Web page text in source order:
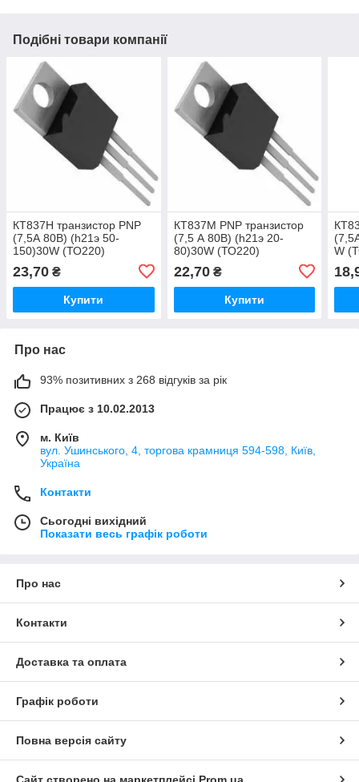
Подібні товари компанії
КТ837Н транзистор PNP
(7,5А 80В) (h21э 50-
150)30W (ТО220)
23,70 ₴
Купити
КТ837М PNP транзистор
(7,5 А 80В) (һ21э 20-
80)30W (ТО220)
22,70₴
Купити
W
Про нас
93% позитивних з 268 відгуків за рік
Працює з 10.02.2013
м. Київ
вул. Ушинського, 4, торгова крамниця 594-598, Київ,
Україна
Контакти
Сьогодні вихідний
Показати весь графік роботи
Про нас
Контакти
Доставка та оплата
Графік роботи
Повна версія сайту
Сайт створено на маркетплейсі Prom.ua